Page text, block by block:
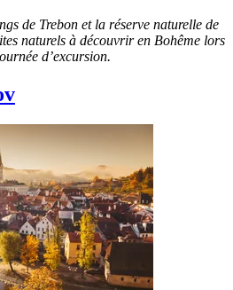
de Trebon et la réserve naturelle de
naturels à découvrir en Bohême lors
d’excursion.